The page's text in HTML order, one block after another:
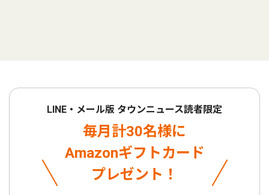
LINE・メール版 タウンニュース読者限定
毎月計30名様に
Amazonギフトカード
プレゼント！